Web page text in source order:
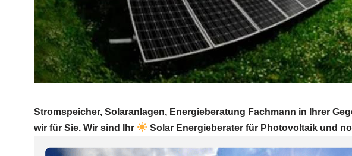
Stromspeicher, Solaranlagen, Energieberatung Fachmann in Ihrer
wir für Sie. Wir sind Ihr
Solar Energieberater für Photovoltaik und